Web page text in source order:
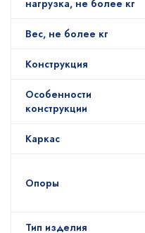
нагрузка, не более кг
Вес, не более кг
Конструкция
Особенности
конструкции
Каркас
Опоры
Тип изделия